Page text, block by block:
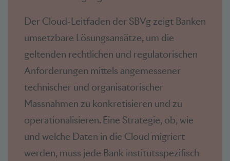
Der Cloud-Leitfaden der SBVg zeigt Banken
umsetzbare Lösungsansätze, um die
geltenden rechtlichen und regulatorischen
Anforderungen mittels angemessener
technischer und organisatorischer
Massnahmen zu konkretisieren und zu
operationalisieren. Eine Strategie, ob, wie
und welche Daten in die Cloud migriert
werden, muss jede Bank institutsspezifisch